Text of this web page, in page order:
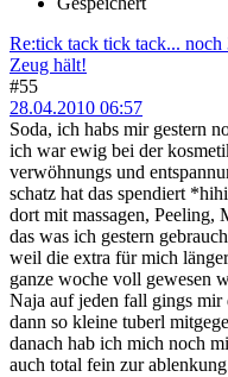
Re:tick tack tick tack...
Zeug hält!
#55
28.04.2010 06:57
Soda, ich habs mir gestern
ich war ewig bei der
verwöhnungs und
schatz hat das spendiert
dort mit massagen, Peeling,
das was ich gestern
weil die extra für mich
ganze woche voll gewesen
Naja auf jeden fall gings mir
dann so kleine tuberl
danach hab ich mich noch
auch total fein zur